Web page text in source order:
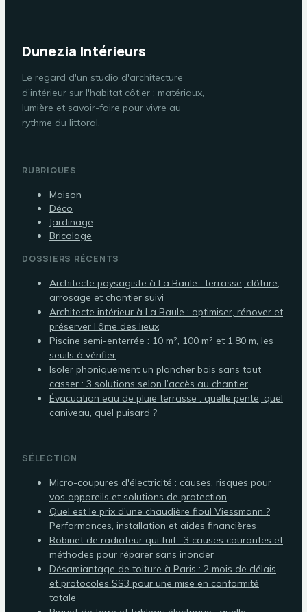
Dunezia Intérieurs
Le regard d'un studio d'architecture
d'intérieur sur l'habitat côtier : matériaux,
lumière et savoir-faire pour vivre au
rythme du littoral.
RUBRIQUES
Maison
Déco
Jardinage
Bricolage
DOSSIERS RÉCENTS
Architecte paysagiste à La Baule : terrasse, clôture,
arrosage et chantier suivi
Architecte intérieur à La Baule : optimiser, rénover et
préserver l’âme des lieux
Piscine semi-enterrée : 10 m², 100 m² et 1,80 m, les
seuils à vérifier
Isoler phoniquement un plancher bois sans tout
casser : 3 solutions selon l’accès au chantier
Évacuation eau de pluie terrasse : quelle pente, quel
caniveau, quel puisard ?
SÉLECTION
Micro-coupures d'électricité : causes, risques pour
vos appareils et solutions de protection
Quel est le prix d'une chaudière fioul Viessmann ?
Performances, installation et aides financières
Robinet de radiateur qui fuit : 3 causes courantes et
méthodes pour réparer sans inonder
Désamiantage de toiture à Paris : 2 mois de délais
et protocoles SS3 pour une mise en conformité
totale